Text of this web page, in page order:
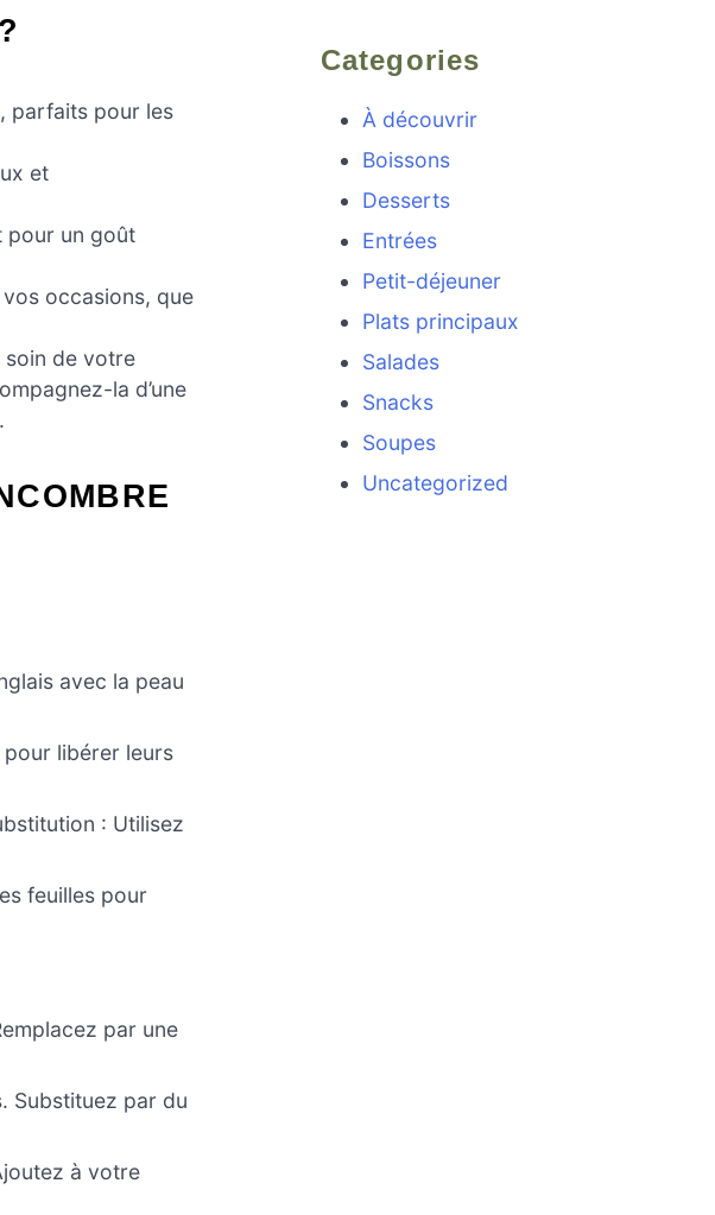
parfaits pour les
et
pour un goût
occasions, que
soin de votre
la d’une
avec la peau
libérer leurs
: Utilisez
feuilles pour
par une
Substituez par du
à votre
Categories
À découvrir
Boissons
Desserts
Entrées
Petit-déjeuner
Plats principaux
Salades
Snacks
Soupes
Uncategorized